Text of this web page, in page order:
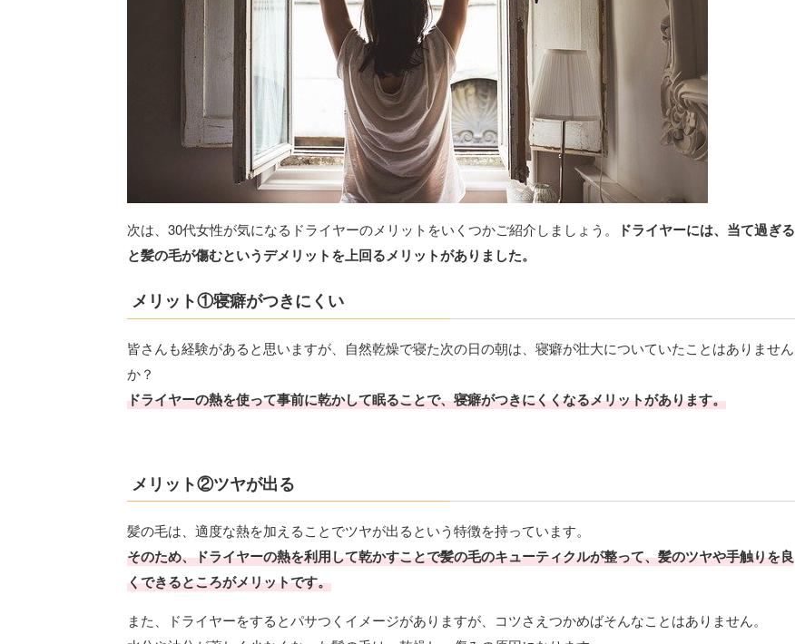
次は、30代女性が気になるドライヤーのメリットをいくつかご紹介しましょう。
ドライヤーには、当て過ぎる
と髪の毛が傷むというデメリットを上回るメリットがありました。
メリット①寝癖がつきにくい
皆さんも経験があると思いますが、自然乾燥で寝た次の日の朝は、寝癖が壮大についていたことはありません
か？
ドライヤーの熱を使って事前に乾かして眠ることで、寝癖がつきにくくなるメリットがあります。
メリット②ツヤが出る
髪の毛は、適度な熱を加えることでツヤが出るという特徴を持っています。
そのため、ドライヤーの熱を利用して乾かすことで髪の毛のキューティクルが整って、髪のツヤや手触りを良
くできるところがメリットです。
また、ドライヤーをするとパサつくイメージがありますが、コツさえつかめばそんなことはありません。